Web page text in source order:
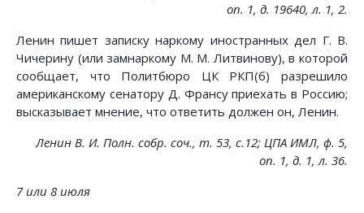
on. 1, д. 19640, л. 1, 2.
Ленин пишет записку наркому иностранных дел Г. В.
Чичерину (или замнаркому М. М. Литвинову), в которой
сообщает, что Политбюро ЦК РКП(б) разрешило
американскому сенатору Д. Франсу приехать в Россию;
высказывает мнение, что ответить должен он, Ленин.
Ленин В. И. Полн. собр. соч., т. 53, с.12; ЦПА ИМЛ, ф. 5,
on. 1, д. 1, л. 36.
7 или 8 июля